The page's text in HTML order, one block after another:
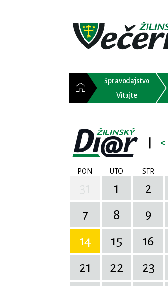
Spravodajstvo
Vitajte
<
PON UTO STR
1 2
7
8 9
14
15 16
21
22 23